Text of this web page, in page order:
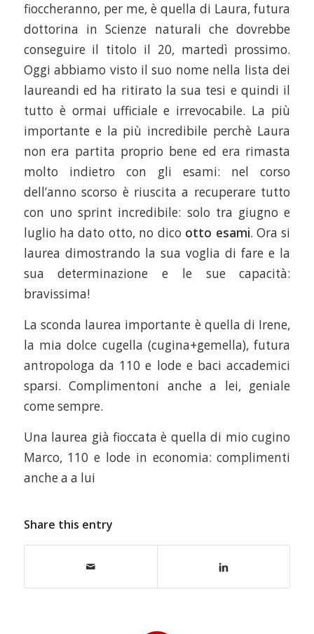
fioccheranno, per me, è quella di Laura, futura
dottorina in Scienze naturali che dovrebbe
conseguire il titolo il 20, martedì prossimo.
Oggi abbiamo visto il suo nome nella lista dei
laureandi ed ha ritirato la sua tesi e quindi il
tutto è ormai ufficiale e irrevocabile. La più
importante e la più incredibile perchè Laura
non era partita proprio bene ed era rimasta
molto indietro con gli esami: nel corso
dell’anno scorso è riuscita a recuperare tutto
con uno sprint incredibile: solo tra giugno e
luglio ha dato otto, no dico otto esami. Ora si
laurea dimostrando la sua voglia di fare e la
sua determinazione e le sue capacità:
bravissima!
La sconda laurea importante è quella di Irene,
la mia dolce cugella (cugina+gemella), futura
antropologa da 110 e lode e baci accademici
sparsi. Complimentoni anche a lei, geniale
come sempre.
Una laurea già fioccata è quella di mio cugino
Marco, 110 e lode in economia: complimenti
anche a a lui
Share this entry